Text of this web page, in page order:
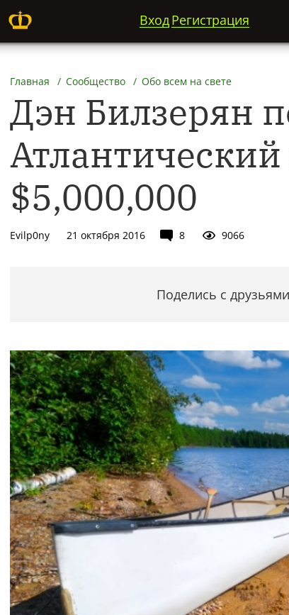
ВходРегистрация
Главная Сообщество Обо всем на свете
Дэн Билзерян
Атлантический
$5,000,000
Evilp0ny 21 октября 2016 8 9066
Поделись с друзьями